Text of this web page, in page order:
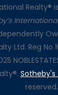
Realty®
Ltd. Reg No
Sotheby's
reserved.